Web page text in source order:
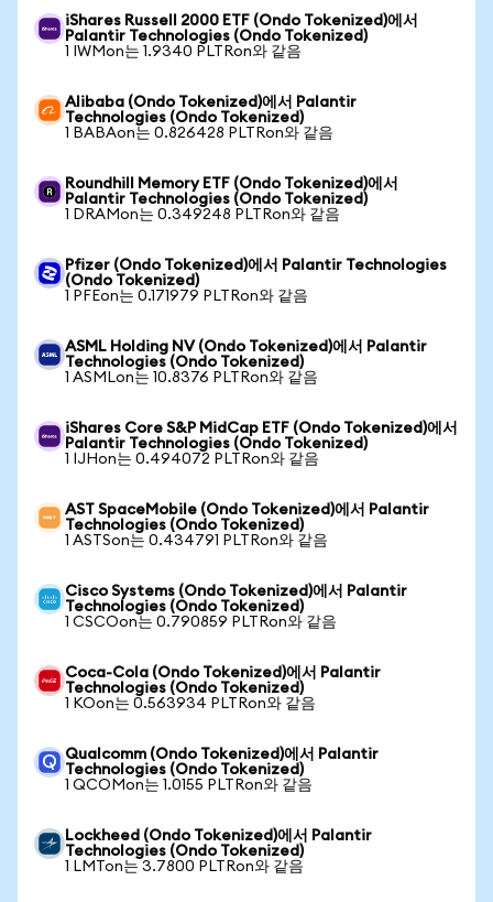
iShares Russell 2000 ETF (Ondo Tokenized)에서
Palantir Technologies (Ondo Tokenized)
1 IWMon는 1.9340 PLTRon와 같음
Alibaba (Ondo Tokenized)에서 Palantir
Technologies (Ondo Tokenized)
1 BABAon는 0.826428 PLTRon와 같음
Roundhill Memory ETF (Ondo Tokenized)에서
Palantir Technologies (Ondo Tokenized)
1 DRAMon는 0.349248 PLTRon와 같음
Pfizer (Ondo Tokenized)에서 Palantir Technologies
(Ondo Tokenized)
1 PFEon는 0.171979 PLTRon와 같음
ASML Holding NV (Ondo Tokenized)에서 Palantir
Technologies (Ondo Tokenized)
1 ASMLon는 10.8376 PLTRon와 같음
iShares Core S&P MidCap ETF (Ondo Tokenized)에서
Palantir Technologies (Ondo Tokenized)
1 IJHon는 0.494072 PLTRon와 같음
AST SpaceMobile (Ondo Tokenized)에서 Palantir
Technologies (Ondo Tokenized)
1 ASTSon는 0.434791 PLTRon와 같음
Cisco Systems (Ondo Tokenized)에서 Palantir
Technologies (Ondo Tokenized)
1 CSCOon는 0.790859 PLTRon와 같음
Coca-Cola (Ondo Tokenized)에서 Palantir
Technologies (Ondo Tokenized)
1 KOon는 0.563934 PLTRon와 같음
Qualcomm (Ondo Tokenized)에서 Palantir
Technologies (Ondo Tokenized)
1 QCOMon는 1.0155 PLTRon와 같음
Lockheed (Ondo Tokenized)에서 Palantir
Technologies (Ondo Tokenized)
1 LMTon는 3.7800 PLTRon와 같음